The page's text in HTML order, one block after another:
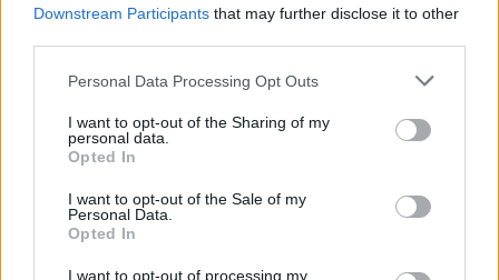
Downstream Participants that may further disclose it to other
Personal Data Processing Opt Outs
I want to opt-out of the Sharing of my
personal data.
Opted In
I want to opt-out of the Sale of my
Personal Data.
Opted In
I want to opt-out of processing my
Liga 3 arranca este fim de semana com Lusitano de Évora em